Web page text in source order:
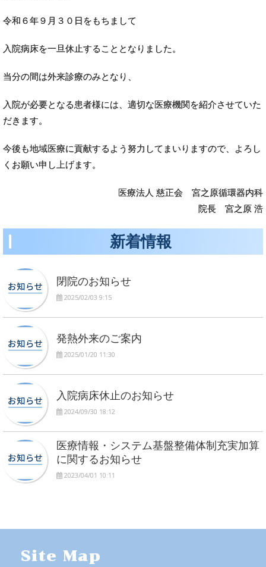
令和６年９月３０日をもちまして
入院病床を一旦休止することとなりました。
当分の間は外来診療のみとなり、
入院が必要となる患者様には、適切な医療機関を紹介させていた
だきます。
今後も地域医療に貢献するよう努力してまいりますので、よろし
くお願い申し上げます。
医療法人 慈正会 宮之原循環器内科
院長 宮之原 浩
新着情報
閉院のお知らせ
2025/02/03 9:15
発熱外来のご案内
2025/01/20 11:30
入院病床休止のお知らせ
2024/09/30 18:12
医療情報・システム基盤整備体制充実加算
に関するお知らせ
2023/04/01 10:11
Site Map